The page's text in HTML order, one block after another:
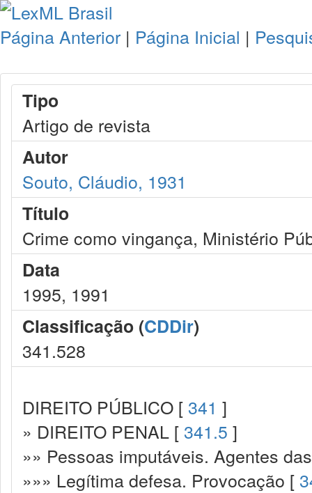
Página Anterior | Página Inicial |
Tipo
Artigo de revista
Autor
Souto, Cláudio, 1931
Título
Crime como vingança, Ministério
Data
1995, 1991
Classificação (CDDir)
341.528
DIREITO PÚBLICO [ 341 ]
» DIREITO PENAL [ 341.5 ]
»» Pessoas imputáveis. Agentes
»»» Legítima defesa. Provocação [